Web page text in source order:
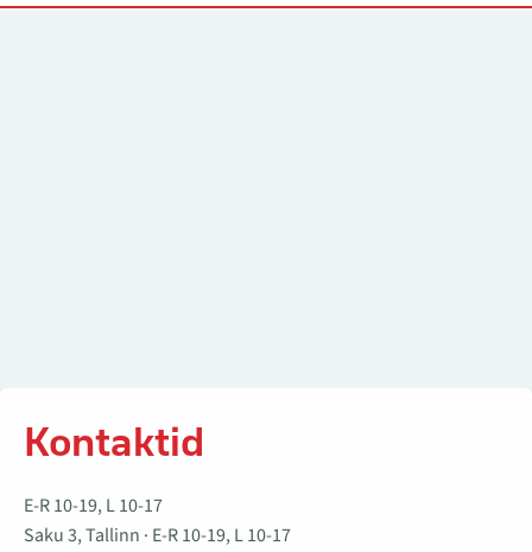
Kontaktid
E-R 10-19, L 10-17
Saku 3, Tallinn · E-R 10-19, L 10-17